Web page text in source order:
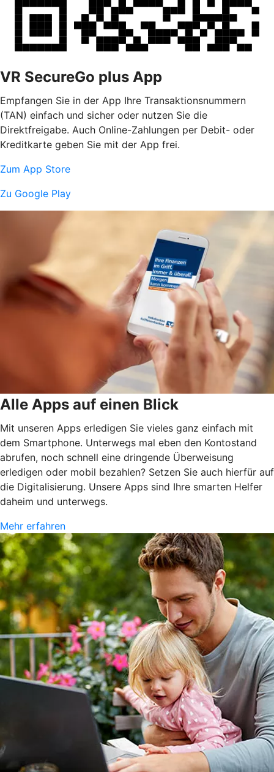
VR SecureGo plus App
Empfangen Sie in der App Ihre Transaktionsnummern
(TAN) einfach und sicher oder nutzen Sie die
Direktfreigabe. Auch Online-Zahlungen per Debit- oder
Kreditkarte geben Sie mit der App frei.
Zum App Store
Zu Google Play
Alle Apps auf einen Blick
Mit unseren Apps erledigen Sie vieles ganz einfach mit
dem Smartphone. Unterwegs mal eben den Kontostand
abrufen, noch schnell eine dringende Überweisung
erledigen oder mobil bezahlen? Setzen Sie auch hierfür auf
die Digitalisierung. Unsere Apps sind Ihre smarten Helfer
daheim und unterwegs.
Mehr erfahren